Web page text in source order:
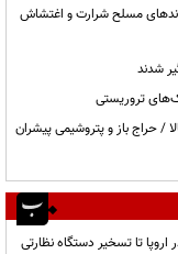
بازداشت ۴ نفر از اعضای باندهای مسلح شرارت و اغتشاش
شدند
بورس کالا / حراج باز و پتروشیمی پیشران
تا تسخیر دستگاه نظارتی